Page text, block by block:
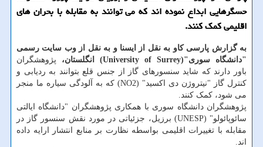
حسگرهایی ابداع نموده اند که می توانند به مقابله با بحران های
اقلیمی کمک کنند.
به گزارش پارسی کاو به نقل از ایسنا و به نقل از وب سایت رسمی
"دانشگاه سوری"(University of Surrey) انگلستان،
پژوهشگران
باور دارند که شاید سنسورهای گاز از جنس قلع بتوانند به ردیابی و
کنترل گاز "نیتروژن دی اکسید" (NO2) که به آلودگی سیاره ما منجر
می شود، کمک کنند.
پژوهشگران دانشگاه سوری با همکاری پژوهشگران "دانشگاه ایالتی
سائوپائولو" (UNESP) برزیل، جزئیاتی در مورد نقش سنسور گاز در
مقابله با تغییرات اقلیمی بواسطه نظارت بر منابع انتشار ارایه داده
اند.